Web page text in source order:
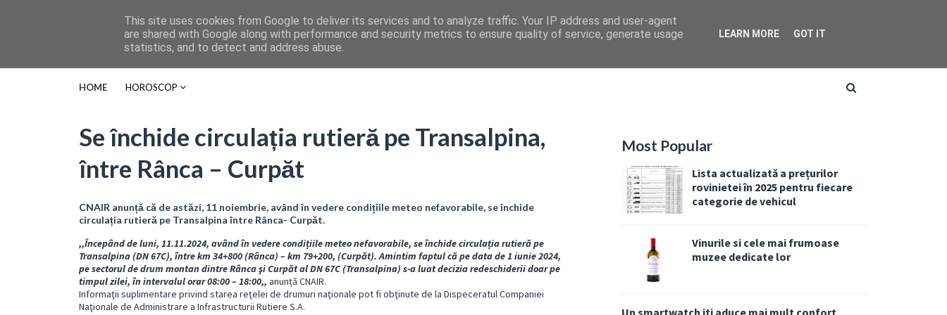
HOME HOROSCOP
Se închide circulația rutieră pe Transalpina,
între Rânca – Curpăt
CNAIR anunță că de astăzi, 11 noiembrie, având în vedere condițiile meteo nefavorabile, se închide
circulația rutieră pe Transalpina între Rânca- Curpăt.
,,Începând de luni, 11.11.2024, având în vedere condițiile meteo nefavorabile, se închide circulația rutieră pe
Transalpina (DN 67C), între km 34+800 (Rânca) – km 79+200, (Curpăt). Amintim faptul că pe data de 1 iunie 2024,
pe sectorul de drum montan dintre Rânca şi Curpăt al DN 67C (Transalpina) s-a luat decizia redeschiderii doar pe
timpul zilei, în intervalul orar 08:00 – 18:00,, anunță CNAIR.
Informaţii suplimentare privind starea reţelei de drumuri naţionale pot fi obţinute de la Dispeceratul Companiei
Naţionale de Administrare a Infrastructurii Rutiere S.A.
Most Popular
Lista actualizată a prețurilor
rovinietei în 2025 pentru fiecare
categorie de vehicul
Vinurile si cele mai frumoase
muzee dedicate lor
Un smartwatch iti aduce mai mult confort
This site uses cookies from Google to deliver its services and to analyze traffic. Your IP address and user-agent
are shared with Google along with performance and security metrics to ensure quality of service, generate usage
statistics, and to detect and address abuse.
LEARN MORE GOT IT